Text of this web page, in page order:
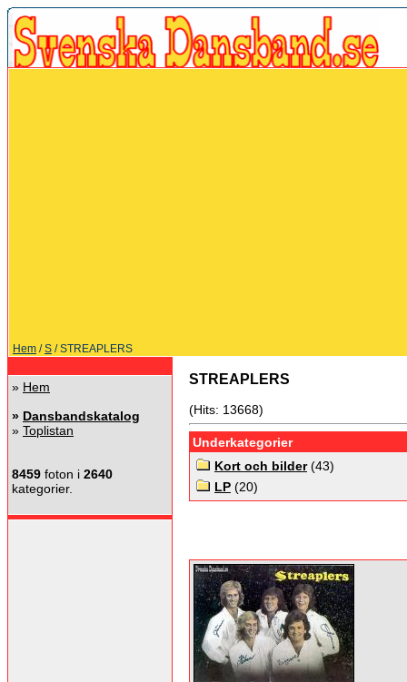
Hem /S / STREAPLERS
» Hem
» Dansbandskatalog
» Toplistan
8459 foton i 2640
kategorier.
STREAPLERS
(Hits: 13668)
Underkategorier
Kort och bilder(43)
LP (20)